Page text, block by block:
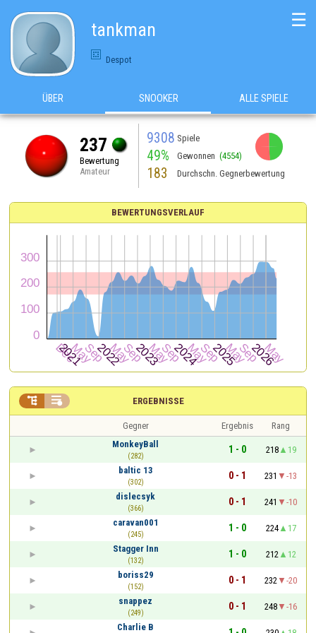
tankman
Despot
☰
ÜBER SNOOKER ALLE SPIELE
237
Bewertung
Amateur
9308 Spiele
49% Gewonnen (4554)
183 Durchschn. Gegnerbewertung
BEWERTUNGSVERLAUF
ERGEBNISSE
 
Gegner Ergebnis
Rang
MonkeyBall
(282)
1 - 0 218
19
baltic 13
(302)
0 - 1 231
-13
dislecsyk
(366)
0 - 1 241
-10
caravan001
(245)
1 - 0 224
17
Stagger Inn
(132)
1 - 0 212
12
boriss29
(152)
0 - 1 232
-20
snappez
(249)
0 - 1 248
-16
Charlie B